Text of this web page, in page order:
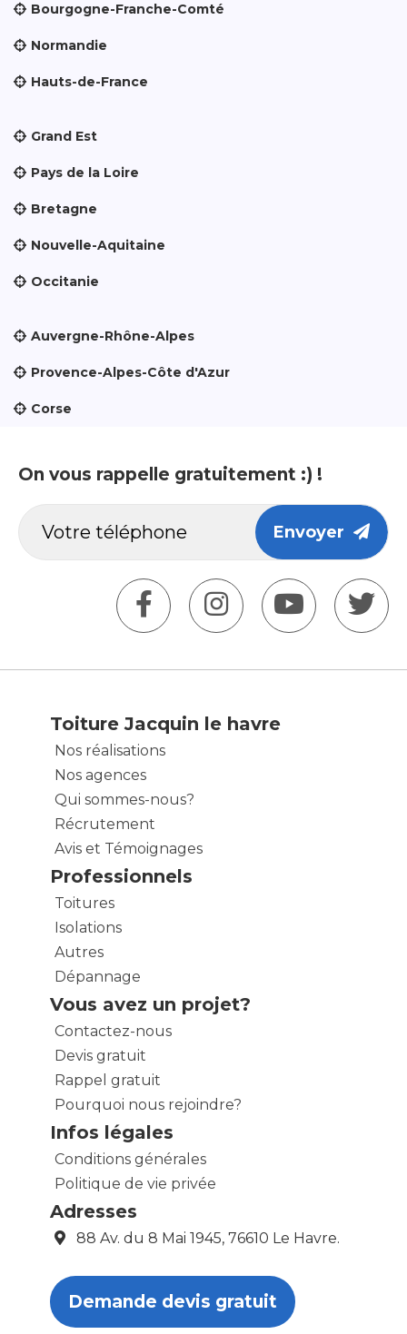
Bourgogne-Franche-Comté
Normandie
Hauts-de-France
Grand Est
Pays de la Loire
Bretagne
Nouvelle-Aquitaine
Occitanie
Auvergne-Rhône-Alpes
Provence-Alpes-Côte d'Azur
Corse
On vous rappelle gratuitement :) !
Envoyer
Toiture Jacquin le havre
Nos réalisations
Nos agences
Qui sommes-nous?
Récrutement
Avis et Témoignages
Professionnels
Toitures
Isolations
Autres
Dépannage
Vous avez un projet?
Contactez-nous
Devis gratuit
Rappel gratuit
Pourquoi nous rejoindre?
Infos légales
Conditions générales
Politique de vie privée
Adresses
88 Av. du 8 Mai 1945, 76610 Le Havre.
Demande devis gratuit